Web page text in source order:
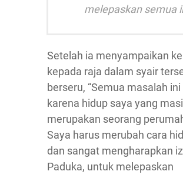
melepaskan semua
Setelah ia menyampaikan
kepada raja dalam syair
berseru, “Semua masalah ini
karena hidup saya yang
merupakan seorang
Saya harus merubah cara
dan sangat mengharapkan
Paduka, untuk melepaskan